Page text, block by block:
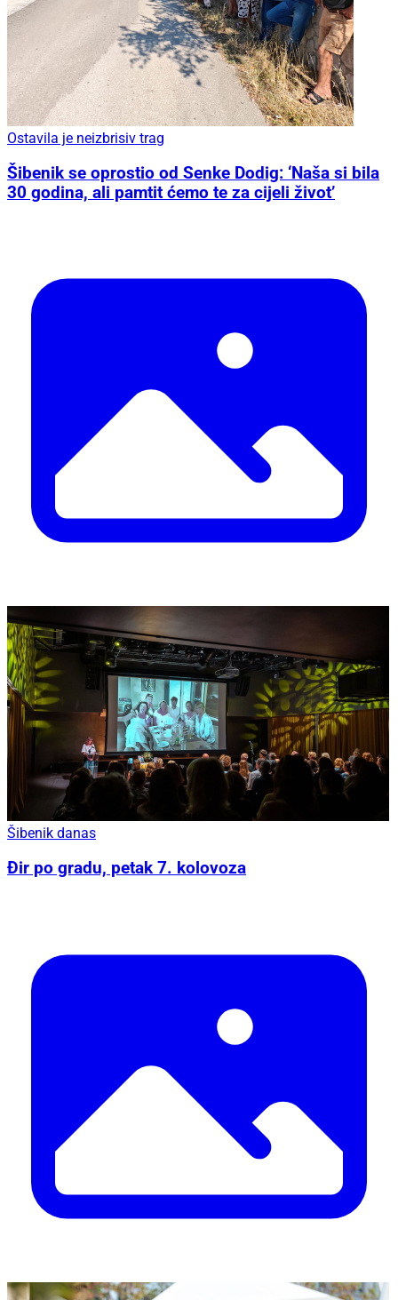
Ostavila je neizbrisiv trag
Šibenik se oprostio od Senke Dodig: ‘Naša si bila
30 godina, ali pamtit ćemo te za cijeli život’
Šibenik danas
Đir po gradu, petak 7. kolovoza